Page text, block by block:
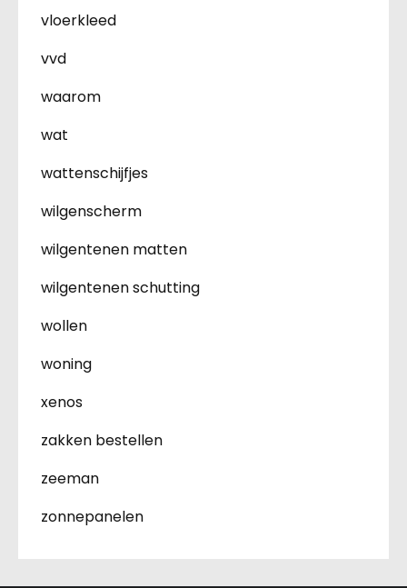
vloerkleed
vvd
waarom
wat
wattenschijfjes
wilgenscherm
wilgentenen matten
wilgentenen schutting
wollen
woning
xenos
zakken bestellen
zeeman
zonnepanelen